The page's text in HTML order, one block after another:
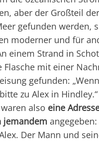
aber der Großteil
gefunden werden,
moderner und für
einem Strand in
Flasche mit einer
gefunden:
zu Alex in
also eine
jemandem
Der Mann und